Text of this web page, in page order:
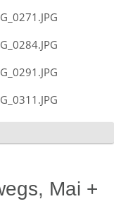
Mai +